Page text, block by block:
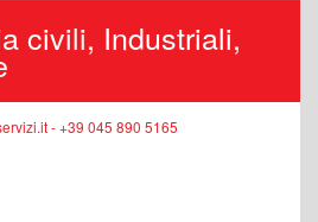
civili, Industriali,
- +39 045 890 5165